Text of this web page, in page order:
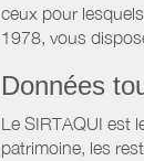
ceux pour
1978, vous
Données
Le SIRTAQUI est
patrimoine, les